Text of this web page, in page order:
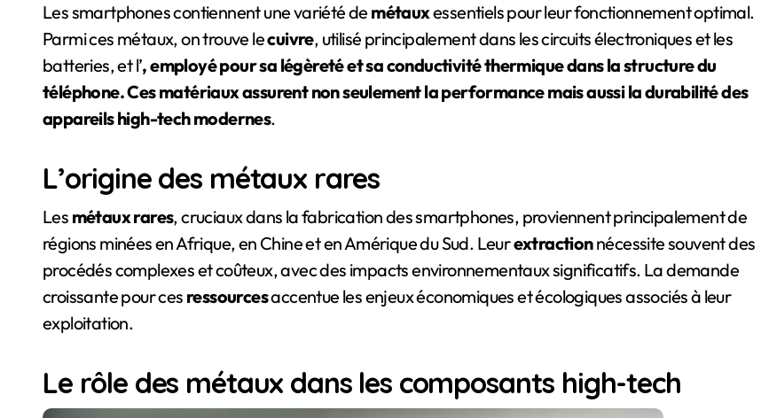
Les smartphones contiennent une variété de métauxessentiels pour leur fonctionnement optimal.
Parmi ces métaux, on trouve lecuivre, utilisé principalement dans les circuits électroniques et les
batteries, et l’, employé pour sa légèreté et sa conductivité thermique dans la structure du
téléphone. Ces matériaux assurent non seulement la performance mais aussi la durabilité des
appareils high-tech modernes.
L’origine des métaux rares
Les métaux rares, cruciaux dans la fabrication des smartphones, proviennent principalement de
régions minées en Afrique, en Chine et en Amérique du Sud. Leurextractionnécessite souvent des
procédés complexes et coûteux, avec des impacts environnementaux significatifs. La demande
croissante pour ces ressourcesaccentue les enjeux économiques et écologiques associés à leur
exploitation.
Le rôle des métaux dans les composants high-tech